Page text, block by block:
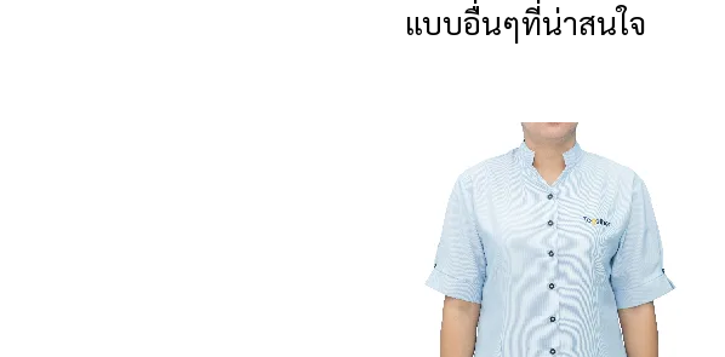
แบบอื่นๆที่น่าสนใจ